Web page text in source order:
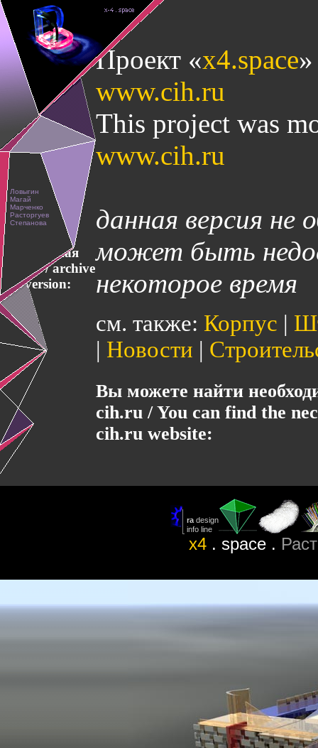
Архивная
версия / archive
version:
Проект «x4.space
www.cih.ru
This project was
www.cih.ru
данная версия не
может быть
некоторое время
см. также: Корпус |
| Новости |
Вы можете найти
cih.ru / You can find the
cih.ru website:
x4 . space .